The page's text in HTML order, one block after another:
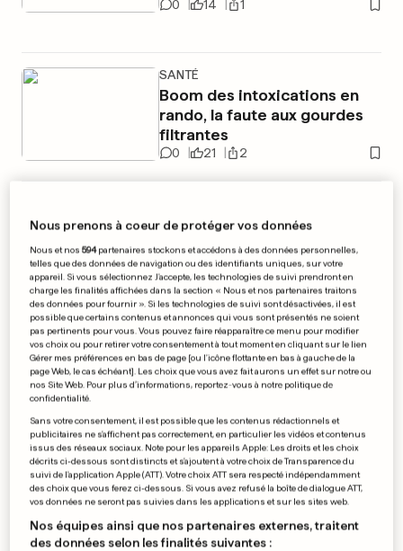
0 14 1
SANTÉ
Boom des intoxications en
rando, la faute aux gourdes
filtrantes
0 21 2
SANTÉ
Chez les jeunes, la canicule
exacerbe les troubles mentaux
Nous prenons à coeur de protéger vos données
Nous et nos594partenaires stockons et accédons à des données personnelles,
telles que des données de navigation ou des identifiants uniques, sur votre
appareil. Si vous sélectionnez J'accepte, les technologies de suivi prendront en
charge les finalités affichées dans la section « Nous et nos partenaires traitons
des données pour fournir ». Si les technologies de suivi sont désactivées, il est
possible que certains contenus et annonces qui vous sont présentés ne soient
pas pertinents pour vous. Vous pouvez faire réapparaître ce menu pour modifier
vos choix ou pour retirer votre consentement à tout moment en cliquant sur le lien
Gérer mes préférences en bas de page [ou l'icône flottante en bas à gauche de la
page Web, le cas échéant]. Les choix que vous avez fait aurons un effet sur notre ou
nos Site Web. Pour plus d’informations, reportez-vous à notre politique de
confidentialité.
Sans votre consentement, il est possible que les contenus rédactionnels et
publicitaires ne s'affichent pas correctement, en particulier les vidéos et contenus
issus des réseaux sociaux. Note pour les appareils Apple: Les droits et les choix
décrits ci-dessous sont distincts et s'ajoutent à votre choix de Transparence du
suivi de l'application Apple (ATT). Votre choix ATT sera respecté indépendamment
des choix que vous ferez ci-dessous. Si vous avez refusé la boîte de dialogue ATT,
vos données ne seront pas suivies dans les applications et sur les sites web.
Nos équipes ainsi que nos partenaires externes, traitent
des données selon les finalités suivantes :